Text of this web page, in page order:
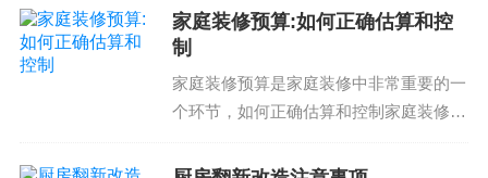
2. 在选定公司后，如何确认价格
在选定装修公司后，如何确认价格是否合理？除了
了解公司的价格计算方式外，还需要了解他们的价
eowners 设计出理想的空间布...家庭装修预算:如何正确估算和控
制
家庭装修预算是家庭装修中非常重要的一
个环节，如何正确估算和控制家庭装修预
重要。那么，如何正确估算和控制家庭装